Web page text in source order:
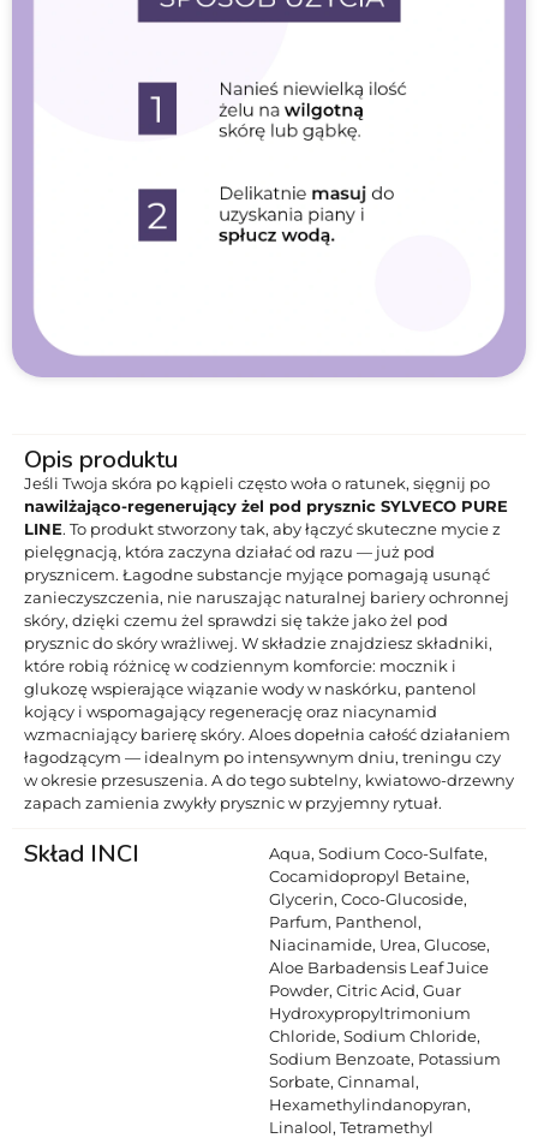
Opis produktu
Jeśli Twoja skóra po kąpieli często woła o ratunek, sięgnij po
nawilżająco-regenerujący żel pod prysznic SYLVECO PURE
LINE. To produkt stworzony tak, aby łączyć skuteczne mycie z
pielęgnacją, która zaczyna działać od razu — już pod
prysznicem. Łagodne substancje myjące pomagają usunąć
zanieczyszczenia, nie naruszając naturalnej bariery ochronnej
skóry, dzięki czemu żel sprawdzi się także jako żel pod
prysznic do skóry wrażliwej. W składzie znajdziesz składniki,
które robią różnicę w codziennym komforcie: mocznik i
glukozę wspierające wiązanie wody w naskórku, pantenol
kojący i wspomagający regenerację oraz niacynamid
wzmacniający barierę skóry. Aloes dopełnia całość działaniem
łagodzącym — idealnym po intensywnym dniu, treningu czy
w okresie przesuszenia. A do tego subtelny, kwiatowo-drzewny
zapach zamienia zwykły prysznic w przyjemny rytuał.
Skład INCI
Aqua, Sodium Coco-Sulfate,
Cocamidopropyl Betaine,
Glycerin, Coco-Glucoside,
Parfum, Panthenol,
Niacinamide, Urea, Glucose,
Aloe Barbadensis Leaf Juice
Powder, Citric Acid, Guar
Hydroxypropyltrimonium
Chloride, Sodium Chloride,
Sodium Benzoate, Potassium
Sorbate, Cinnamal,
Hexamethylindanopyran,
Linalool, Tetramethyl